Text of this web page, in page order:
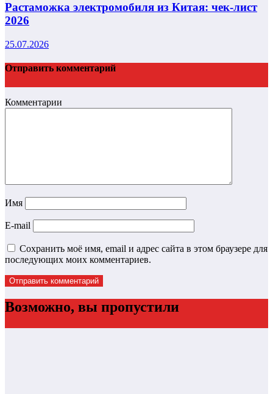
Растаможка электромобиля из Китая: чек-лист
2026
25.07.2026
Отправить комментарий
Комментарии
Имя
E-mail
Сохранить моё имя, email и адрес сайта в этом браузере для
последующих моих комментариев.
Возможно, вы пропустили